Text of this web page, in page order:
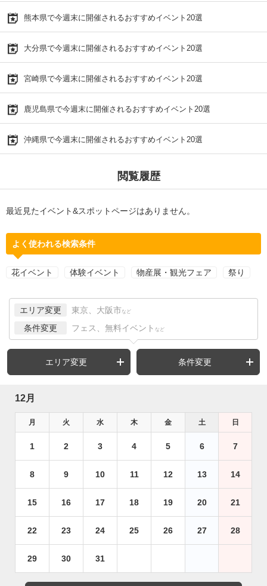
熊本県で今週末に開催されるおすすめイベント20選
大分県で今週末に開催されるおすすめイベント20選
宮崎県で今週末に開催されるおすすめイベント20選
鹿児島県で今週末に開催されるおすすめイベント20選
沖縄県で今週末に開催されるおすすめイベント20選
閲覧履歴
最近見たイベント&スポットページはありません。
よく使われる検索条件
花イベント 体験イベント 物産展・観光フェア 祭り
エリア変更 東京、大阪市 など
条件変更 フェス、無料イベント など
エリア変更 条件変更
12月
月 火 水 木 金 土 日
1 2 3 4 5 6 7
8 9 10 11 12 13 14
15 16 17 18 19 20 21
22 23 24 25 26 27 28
29 30 31